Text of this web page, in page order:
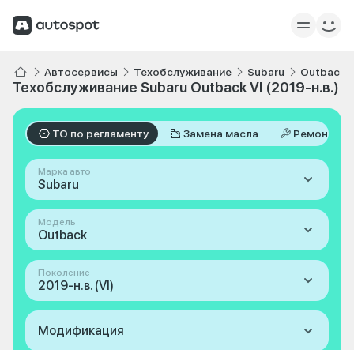
Автосервисы Техобслуживание Subaru Outback
Техобслуживание Subaru Outback VI (2019-н.в.)
ТО по регламенту Замена масла Ремонт
Марка авто
Subaru
Модель
Outback
Поколение
2019-н.в. (VI)
Модификация